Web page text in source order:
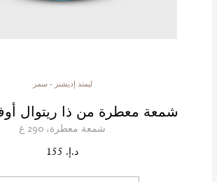
ليمتد إديشنز - سمر
شمعة معطرة من ذا ريتوال
شمعة معطرة، 290 غ
د.إ. 155